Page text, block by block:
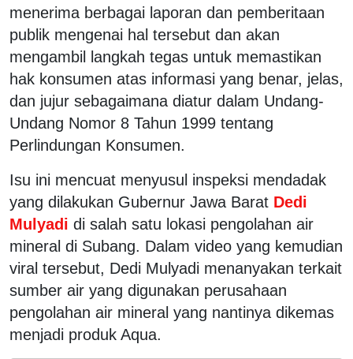
menerima berbagai laporan dan pemberitaan
publik mengenai hal tersebut dan akan
mengambil langkah tegas untuk memastikan
hak konsumen atas informasi yang benar, jelas,
dan jujur sebagaimana diatur dalam Undang-
Undang Nomor 8 Tahun 1999 tentang
Perlindungan Konsumen.
Isu ini mencuat menyusul inspeksi mendadak
yang dilakukan Gubernur Jawa Barat Dedi
Mulyadi di salah satu lokasi pengolahan air
mineral di Subang. Dalam video yang kemudian
viral tersebut, Dedi Mulyadi menanyakan terkait
sumber air yang digunakan perusahaan
pengolahan air mineral yang nantinya dikemas
menjadi produk Aqua.